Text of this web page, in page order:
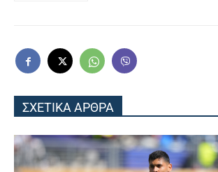
ΣΧΕΤΙΚΑ ΑΡΘΡΑ